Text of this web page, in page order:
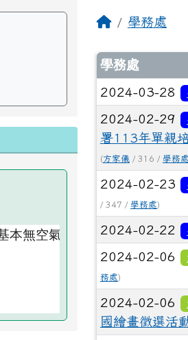
回首頁
學務處
文章列表
學務處
2024-03-28
2024-02-29
署113年單親
(方家儀/ 316 / 學務處
2024-02-23
/ 347 / 學務處)
2024-02-22
2024-02-06
務處)
2024-02-06
國繪畫徵選活